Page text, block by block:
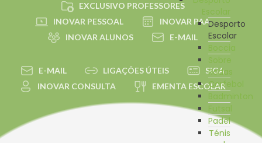
Escolar
Desporto
Escolar
Boccia
Sobre
Rodas
Corfebol
Badminton
Futsal
Padel
Ténis
EXCLUSIVO PROFESSORES
INOVAR PESSOAL
INOVAR PAA
INOVAR ALUNOS
E-MAIL
E-MAIL LIGAÇÕES ÚTEIS
SIGA
INOVAR CONSULTA
EMENTA ESCOLAR